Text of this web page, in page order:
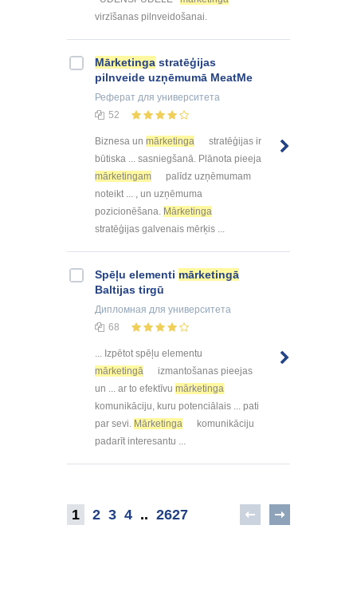
virzīšanas pilnveidošanai.
Mārketinga stratēģijas
pilnveide uzņēmumā MeatMe
Реферат для университета
52
Biznesa un mārketinga
stratēģijas ir
būtiska ... sasniegšanā. Plānota pieeja
mārketingam
palīdz uzņēmumam
noteikt ... , un uzņēmuma
pozicionēšana. Mārketinga
stratēģijas galvenais mērķis ...
Spēļu elementi mārketingā
Baltijas tirgū
Дипломная для университета
68
... Izpētot spēļu elementu
mārketingā
izmantošanas pieejas
un ... ar to efektīvu mārketinga
komunikāciju, kuru potenciālais ... pati
par sevi. Mārketinga
komunikāciju
padarīt interesantu ...
1 2 3 4 .. 2627